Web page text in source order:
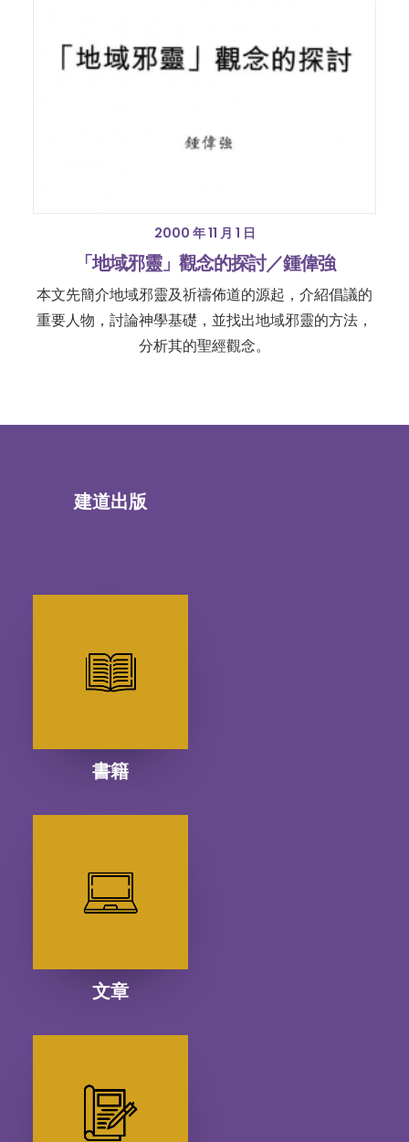
2000 年 11 月 1 日
「地域邪靈」觀念的探討／鍾偉強
本文先簡介地域邪靈及祈禱佈道的源起，介紹倡議的
重要人物，討論神學基礎，並找出地域邪靈的方法，
分析其的聖經觀念。
建道出版
書籍
文章